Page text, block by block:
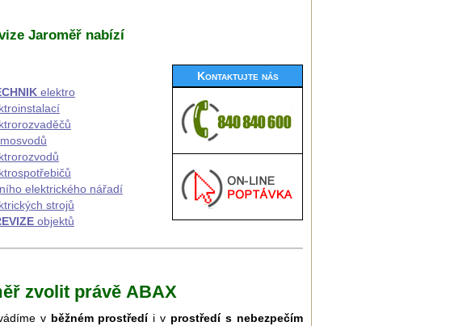
Jaroměř nabízí
Kontaktujte nás
elektro
elektrického nářadí
strojů
objektů
zvolit právě ABAX
v běžném prostředíi v prostředí s nebezpečím